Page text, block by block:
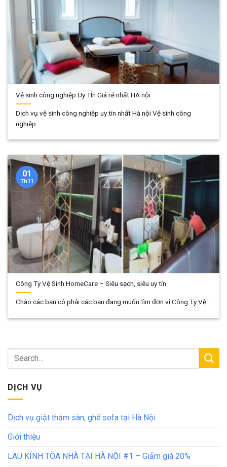
Vệ sinh công nghiệp Uy TÍn Giá rẻ nhất HÀ nội
Dịch vụ vệ sinh công nghiệp uy tín nhất Hà nội Vệ sinh công
nghiệp...
Công Ty Vệ Sinh HomeCare – Siêu sạch, siêu uy tín
Chào các bạn có phải các bạn đang muốn tìm đơn vị Công Ty Vệ...
01
Th11
DỊCH VỤ
Dịch vụ giặt thảm sàn, ghế sofa tại Hà Nội
Giới thiệu
LAU KÍNH TÒA NHÀ TẠI HÀ NỘI #1 – Giảm giá 20%